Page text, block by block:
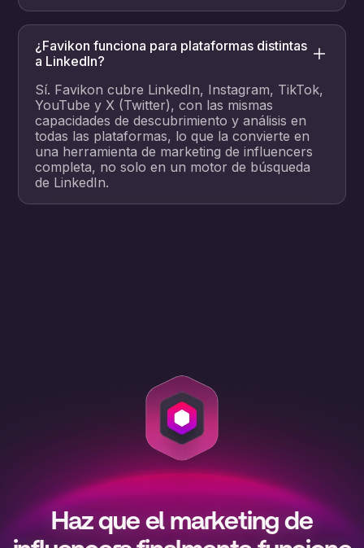
¿Favikon funciona para plataformas distintas
a LinkedIn?
Sí. Favikon cubre LinkedIn, Instagram, TikTok,
YouTube y X (Twitter), con las mismas
capacidades de descubrimiento y análisis en
todas las plataformas, lo que la convierte en
una herramienta de marketing de influencers
completa, no solo en un motor de búsqueda
de LinkedIn.
Haz que el marketing de